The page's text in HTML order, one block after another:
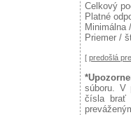
Celkový
Platné
Minimálna
Priemer /
[ predošlá
súboru. V
čísla brať